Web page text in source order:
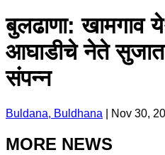
बुलढाणा: खामगाव
आघाडीचे नेते
संपन्न
Buldana, Buldhana Nov 30,
MORE NEWS